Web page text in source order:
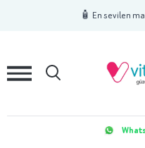
🧴 En sevilen